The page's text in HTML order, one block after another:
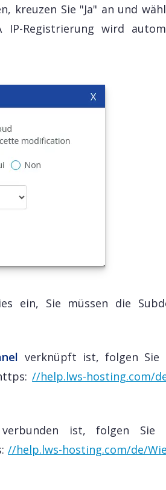
kreuzen Sie "Ja" an und
Registrierung wird
ein, Sie müssen die
verknüpft ist, folgen Sie
//help.lws-hosting.com/
ist, folgen Sie
//help.lws-hosting.com/de/